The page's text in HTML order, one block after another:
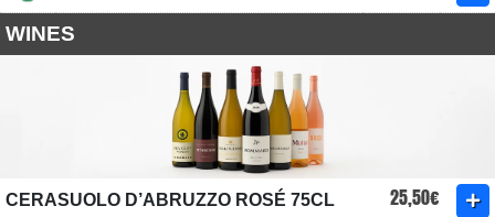
WINES
CERASUOLO D’ABRUZZO ROSÉ 75CL 25,50€